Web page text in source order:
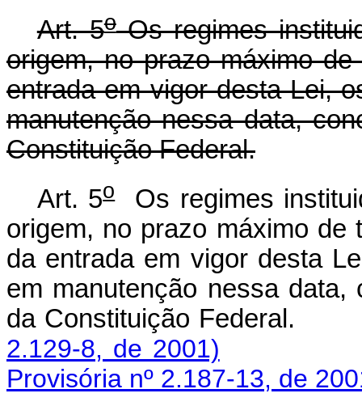
Art. 5oOs regimes
origem, no prazo máximo
entrada em vigor desta Lei,
manutenção nessa data,
Constituição Federal.
Art. 5oOs regimes
origem, no prazo máximo
da entrada em vigor desta
em manutenção nessa data,
da Constituição
2.129-8, de 2001)
Provisória nº 2.187-13, de